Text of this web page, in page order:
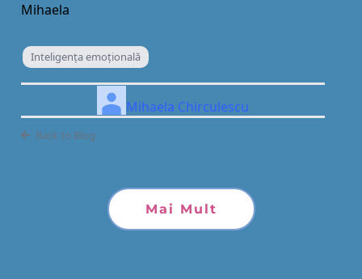
Mihaela
Inteligenţa emoţională
Mihaela Chirculescu
Back to Blog
Mai Mult